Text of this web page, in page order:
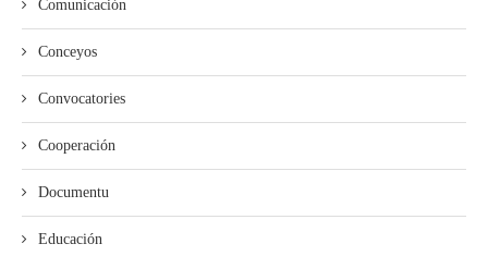
Comunicación
Conceyos
Convocatories
Cooperación
Documentu
Educación